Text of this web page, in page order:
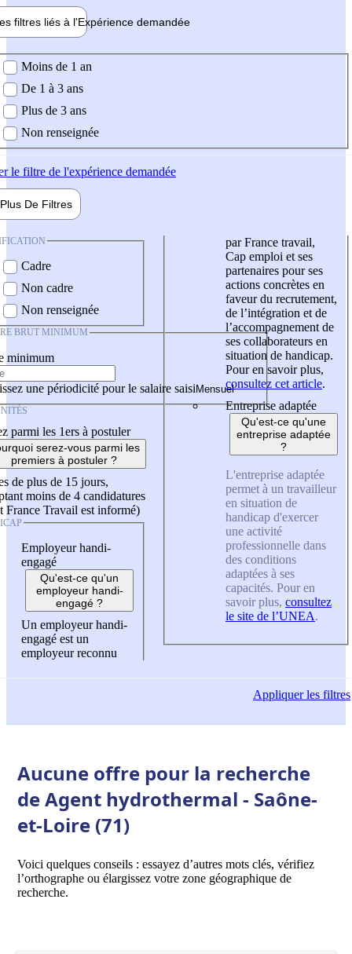
filtres liés à l'Expérience demandée
demandée
Moins de 1 an
De 1 à 3 ans
Plus de 3 ans
Non renseignée
le filtre de l'expérience demandée
Plus De Filtres
Cadre
Non cadre
Non renseignée
BRUT MINIMUM
minimum
une périodicité pour le salaire saisi
parmi les 1ers à postuler
serez-vous parmi les
premiers à postuler ?
de plus de 15 jours,
moins de 4 candidatures
France Travail est informé)
Employeur handi-
engagé
Qu'est-ce qu'un
employeur handi-
engagé ?
Un employeur handi-
engagé est un
employeur reconnu
par France travail,
Cap emploi et ses
partenaires pour ses
actions concrètes en
faveur du recrutement,
de l’intégration et de
l’accompagnement de
ses collaborateurs en
situation de handicap.
Pour en savoir plus,
consultez cet article.
Entreprise adaptée
Qu'est-ce qu'une
entreprise adaptée
?
L'entreprise adaptée
permet à un travailleur
en situation de
handicap d'exercer
une activité
professionnelle dans
des conditions
adaptées à ses
capacités. Pour en
savoir plus, consultez
le site de l’UNEA.
Appliquerles filtres
Aucune offre pour la recherche
de Agent hydrothermal - Saône-
et-Loire (71)
Voici quelques conseils : essayez d’autres mots clés, vérifiez
l’orthographe ou élargissez votre zone géographique de
recherche.